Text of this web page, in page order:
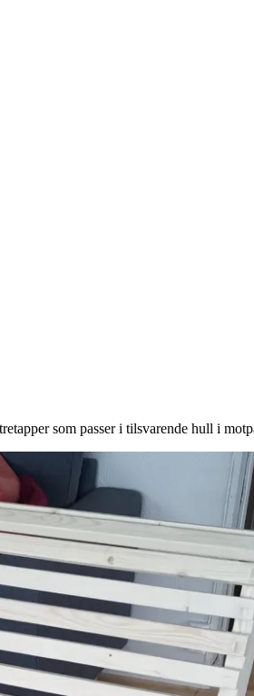
som passer i tilsvarende hull i